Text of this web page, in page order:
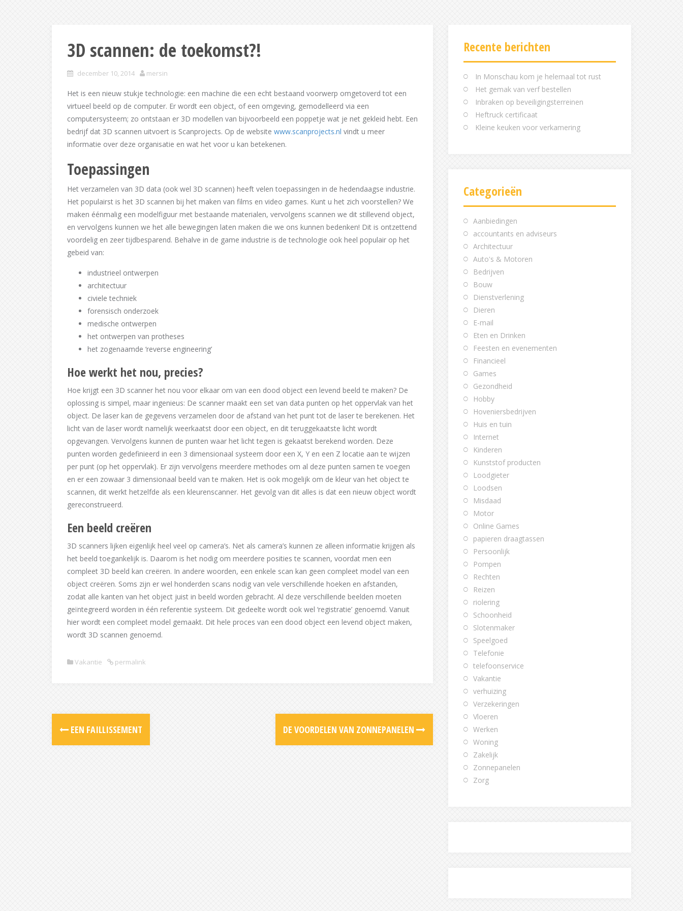
3D scannen: de toekomst?!
december 10, 2014 mersin
Het is een nieuw stukje technologie: een machine die een echt bestaand voorwerp omgetoverd tot een
virtueel beeld op de computer. Er wordt een object, of een omgeving, gemodelleerd via een
computersysteem; zo ontstaan er 3D modellen van bijvoorbeeld een poppetje wat je net gekleid hebt. Een
bedrijf dat 3D scannen uitvoert is Scanprojects. Op de website www.scanprojects.nl vindt u meer
informatie over deze organisatie en wat het voor u kan betekenen.
Toepassingen
Het verzamelen van 3D data (ook wel 3D scannen) heeft velen toepassingen in de hedendaagse industrie.
Het populairst is het 3D scannen bij het maken van films en video games. Kunt u het zich voorstellen? We
maken éénmalig een modelfiguur met bestaande materialen, vervolgens scannen we dit stillevend object,
en vervolgens kunnen we het alle bewegingen laten maken die we ons kunnen bedenken! Dit is ontzettend
voordelig en zeer tijdbesparend. Behalve in de game industrie is de technologie ook heel populair op het
gebeid van:
industrieel ontwerpen
architectuur
civiele techniek
forensisch onderzoek
medische ontwerpen
het ontwerpen van protheses
het zogenaamde ‘reverse engineering’
Hoe werkt het nou, precies?
Hoe krijgt een 3D scanner het nou voor elkaar om van een dood object een levend beeld te maken? De
oplossing is simpel, maar ingenieus: De scanner maakt een set van data punten op het oppervlak van het
object. De laser kan de gegevens verzamelen door de afstand van het punt tot de laser te berekenen. Het
licht van de laser wordt namelijk weerkaatst door een object, en dit teruggekaatste licht wordt
opgevangen. Vervolgens kunnen de punten waar het licht tegen is gekaatst berekend worden. Deze
punten worden gedefinieerd in een 3 dimensionaal systeem door een X, Y en een Z locatie aan te wijzen
per punt (op het oppervlak). Er zijn vervolgens meerdere methodes om al deze punten samen te voegen
en er een zowaar 3 dimensionaal beeld van te maken. Het is ook mogelijk om de kleur van het object te
scannen, dit werkt hetzelfde als een kleurenscanner. Het gevolg van dit alles is dat een nieuw object wordt
gereconstrueerd.
Een beeld creëren
3D scanners lijken eigenlijk heel veel op camera’s. Net als camera’s kunnen ze alleen informatie krijgen als
het beeld toegankelijk is. Daarom is het nodig om meerdere posities te scannen, voordat men een
compleet 3D beeld kan creëren. In andere woorden, een enkele scan kan geen compleet model van een
object creëren. Soms zijn er wel honderden scans nodig van vele verschillende hoeken en afstanden,
zodat alle kanten van het object juist in beeld worden gebracht. Al deze verschillende beelden moeten
geïntegreerd worden in één referentie systeem. Dit gedeelte wordt ook wel ‘registratie’ genoemd. Vanuit
hier wordt een compleet model gemaakt. Dit hele proces van een dood object een levend object maken,
wordt 3D scannen genoemd.
Vakantie permalink
Post
navigation
EEN FAILLISSEMENT DE VOORDELEN VAN ZONNEPANELEN
Recente berichten
In Monschau kom je helemaal tot rust
Het gemak van verf bestellen
Inbraken op beveiligingsterreinen
Heftruck certificaat
Kleine keuken voor verkamering
Categorieën
Aanbiedingen
accountants en adviseurs
Architectuur
Auto's & Motoren
Bedrijven
Bouw
Dienstverlening
Dieren
E-mail
Eten en Drinken
Feesten en evenementen
Financieel
Games
Gezondheid
Hobby
Hoveniersbedrijven
Huis en tuin
Internet
Kinderen
Kunststof producten
Loodgieter
Loodsen
Misdaad
Motor
Online Games
papieren draagtassen
Persoonlijk
Pompen
Rechten
Reizen
riolering
Schoonheid
Slotenmaker
Speelgoed
Telefonie
telefoonservice
Vakantie
verhuizing
Verzekeringen
Vloeren
Werken
Woning
Zakelijk
Zonnepanelen
Zorg